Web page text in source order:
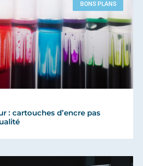
BONS PLANS
: cartouches d’encre pas